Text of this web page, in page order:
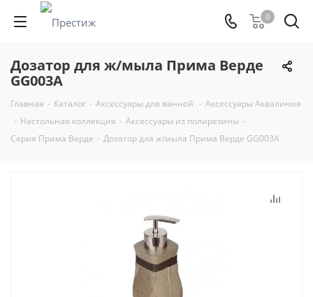
0
Дозатор для ж/мыла Прима Верде
GG003A
Главная - Каталог - Аксессуары для ванной - Аксессуары Аквалиния
- Настольная коллекция - Аксессуары из полирезины -
Серия Прима Верде - Дозатор для ж/мыла Прима Верде GG003A